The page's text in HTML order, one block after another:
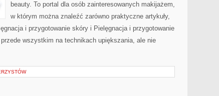
beauty. To portal dla osób zainteresowanych makijażem,
w którym można znaleźć zarówno praktyczne artykuły,
i przygotowanie skóry i Pielęgnacja i przygotowanie
wszystkim na technikach upiększania, ale nie